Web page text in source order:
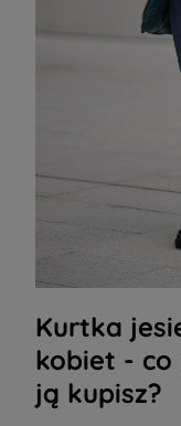
Kurtka
kobiet - co
ją kupisz?